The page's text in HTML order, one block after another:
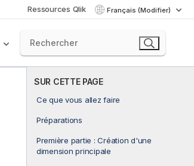
Ressources Qlik Français (Modifier)
SUR CETTE PAGE
Ce que vous allez faire
Préparations
Première partie : Création d'une
dimension principale